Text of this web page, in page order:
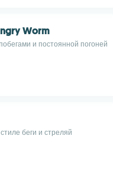
Worm
и постоянной погоней
беги и стреляй